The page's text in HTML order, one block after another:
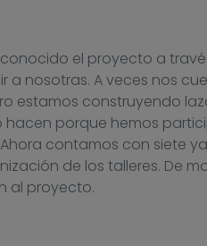
el proyecto a
nosotras. A veces nos
estamos construyendo
hacen porque hemos
contamos con siete
de los talleres. De
al proyecto.